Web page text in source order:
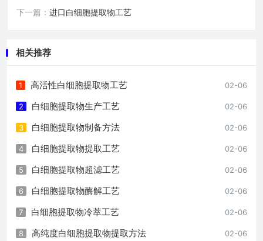
下一篇： 进口白细胞提取物工艺
相关推荐
02-06
1 高活性白细胞提取物工艺
02-06
2 白细胞提取物生产工艺
02-06
3 白细胞提取物制备方法
02-06
4 白细胞提取物提取工艺
02-06
5 白细胞提取物超滤工艺
02-06
6 白细胞提取物酶解工艺
02-06
7 白细胞提取物冷萃工艺
02-06
8 高纯度白细胞提取物提取方法